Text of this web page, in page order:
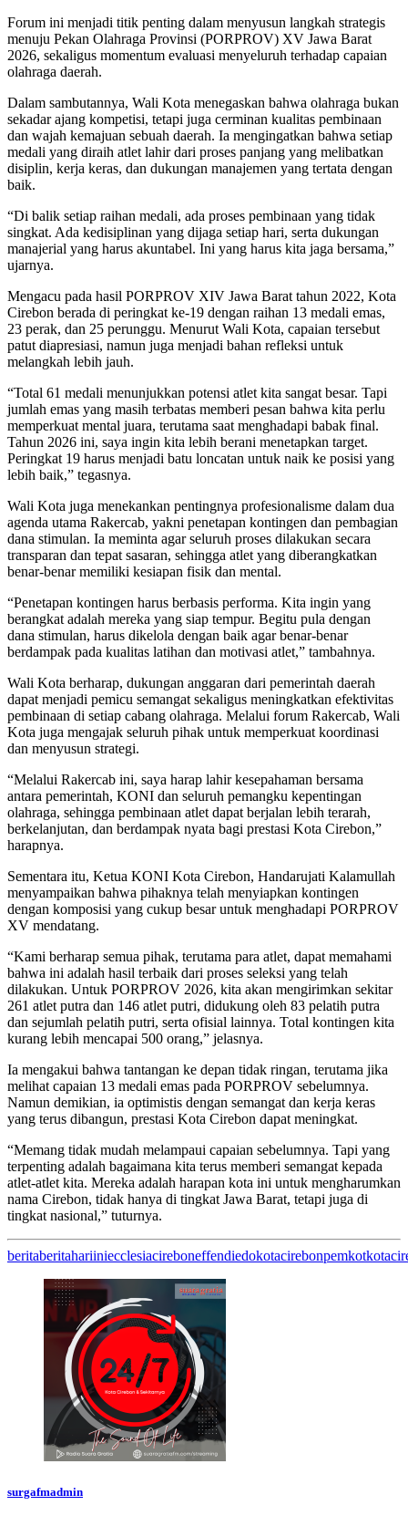
Forum ini menjadi titik penting dalam menyusun langkah strategis
menuju Pekan Olahraga Provinsi (PORPROV) XV Jawa Barat
2026, sekaligus momentum evaluasi menyeluruh terhadap capaian
olahraga daerah.
Dalam sambutannya, Wali Kota menegaskan bahwa olahraga bukan
sekadar ajang kompetisi, tetapi juga cerminan kualitas pembinaan
dan wajah kemajuan sebuah daerah. Ia mengingatkan bahwa setiap
medali yang diraih atlet lahir dari proses panjang yang melibatkan
disiplin, kerja keras, dan dukungan manajemen yang tertata dengan
baik.
“Di balik setiap raihan medali, ada proses pembinaan yang tidak
singkat. Ada kedisiplinan yang dijaga setiap hari, serta dukungan
manajerial yang harus akuntabel. Ini yang harus kita jaga bersama,”
ujarnya.
Mengacu pada hasil PORPROV XIV Jawa Barat tahun 2022, Kota
Cirebon berada di peringkat ke-19 dengan raihan 13 medali emas,
23 perak, dan 25 perunggu. Menurut Wali Kota, capaian tersebut
patut diapresiasi, namun juga menjadi bahan refleksi untuk
melangkah lebih jauh.
“Total 61 medali menunjukkan potensi atlet kita sangat besar. Tapi
jumlah emas yang masih terbatas memberi pesan bahwa kita perlu
memperkuat mental juara, terutama saat menghadapi babak final.
Tahun 2026 ini, saya ingin kita lebih berani menetapkan target.
Peringkat 19 harus menjadi batu loncatan untuk naik ke posisi yang
lebih baik,” tegasnya.
Wali Kota juga menekankan pentingnya profesionalisme dalam dua
agenda utama Rakercab, yakni penetapan kontingen dan pembagian
dana stimulan. Ia meminta agar seluruh proses dilakukan secara
transparan dan tepat sasaran, sehingga atlet yang diberangkatkan
benar-benar memiliki kesiapan fisik dan mental.
“Penetapan kontingen harus berbasis performa. Kita ingin yang
berangkat adalah mereka yang siap tempur. Begitu pula dengan
dana stimulan, harus dikelola dengan baik agar benar-benar
berdampak pada kualitas latihan dan motivasi atlet,” tambahnya.
Wali Kota berharap, dukungan anggaran dari pemerintah daerah
dapat menjadi pemicu semangat sekaligus meningkatkan efektivitas
pembinaan di setiap cabang olahraga. Melalui forum Rakercab, Wali
Kota juga mengajak seluruh pihak untuk memperkuat koordinasi
dan menyusun strategi.
“Melalui Rakercab ini, saya harap lahir kesepahaman bersama
antara pemerintah, KONI dan seluruh pemangku kepentingan
olahraga, sehingga pembinaan atlet dapat berjalan lebih terarah,
berkelanjutan, dan berdampak nyata bagi prestasi Kota Cirebon,”
harapnya.
Sementara itu, Ketua KONI Kota Cirebon, Handarujati Kalamullah
menyampaikan bahwa pihaknya telah menyiapkan kontingen
dengan komposisi yang cukup besar untuk menghadapi PORPROV
XV mendatang.
“Kami berharap semua pihak, terutama para atlet, dapat memahami
bahwa ini adalah hasil terbaik dari proses seleksi yang telah
dilakukan. Untuk PORPROV 2026, kita akan mengirimkan sekitar
261 atlet putra dan 146 atlet putri, didukung oleh 83 pelatih putra
dan sejumlah pelatih putri, serta ofisial lainnya. Total kontingen kita
kurang lebih mencapai 500 orang,” jelasnya.
Ia mengakui bahwa tantangan ke depan tidak ringan, terutama jika
melihat capaian 13 medali emas pada PORPROV sebelumnya.
Namun demikian, ia optimistis dengan semangat dan kerja keras
yang terus dibangun, prestasi Kota Cirebon dapat meningkat.
“Memang tidak mudah melampaui capaian sebelumnya. Tapi yang
terpenting adalah bagaimana kita terus memberi semangat kepada
atlet-atlet kita. Mereka adalah harapan kota ini untuk mengharumkan
nama Cirebon, tidak hanya di tingkat Jawa Barat, tetapi juga di
tingkat nasional,” tuturnya.
beritaberitahariiniecclesiacireboneffendiedokotacirebon
surgafmadmin